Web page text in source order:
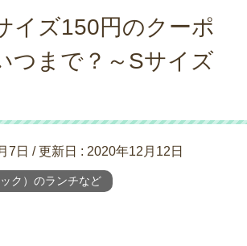
イズ150円のクーポ
つまで？～Sサイズ
7日 / 更新日 : 2020年12月12日
ク）のランチなど